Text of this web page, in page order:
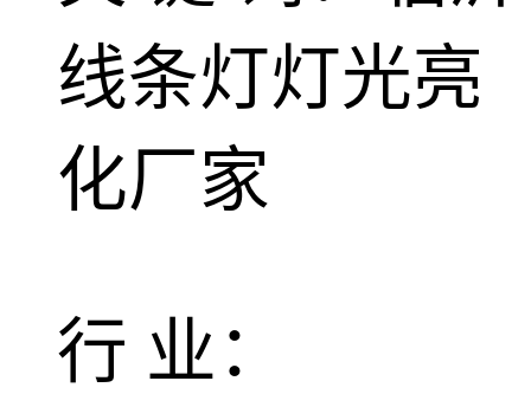
线条灯灯光亮
化厂家
行 业：